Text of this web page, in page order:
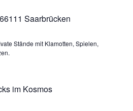
Saarbrücken
Stände mit Klamotten, Spielen,
im Kosmos